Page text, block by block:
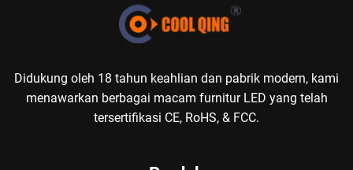
Didukung oleh 18 tahun keahlian dan pabrik modern, kami
menawarkan berbagai macam furnitur LED yang telah
tersertifikasi CE, RoHS, & FCC.